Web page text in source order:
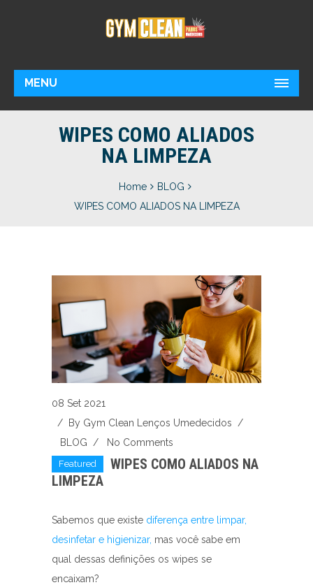
MENU
WIPES COMO ALIADOS
NA LIMPEZA
Home
BLOG
WIPES COMO ALIADOS NA LIMPEZA
08 Set 2021
/ By Gym Clean Lenços Umedecidos /
BLOG / No Comments
Featured
WIPES COMO ALIADOS NA
LIMPEZA
Sabemos que existe diferença entre limpar,
desinfetar e higienizar, mas você sabe em
qual dessas definições os wipes se
encaixam?